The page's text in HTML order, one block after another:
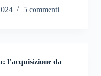
5 commenti
l’acquisizione da